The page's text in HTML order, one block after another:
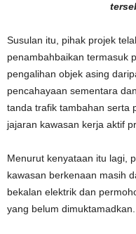
Susulan itu, pihak projek
penambahbaikan termasuk
pengalihan objek asing
pencahayaan sementara
tanda trafik tambahan serta
jajaran kawasan kerja aktif
Menurut kenyataan itu lagi,
kawasan berkenaan masih
bekalan elektrik dan
yang belum dimuktamadkan.